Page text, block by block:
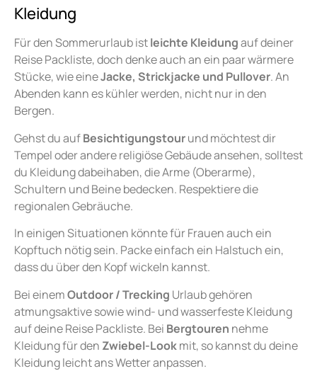
Kleidung
Für den Sommerurlaub istleichte Kleidungauf deiner
Reise Packliste, doch denke auch an ein paar wärmere
Stücke, wie eineJacke, Strickjacke und Pullover. An
Abenden kann es kühler werden, nicht nur in den
Bergen.
Gehst du aufBesichtigungstourund möchtest dir
Tempel oder andere religiöse Gebäude ansehen, solltest
du Kleidung dabeihaben, die Arme (Oberarme),
Schultern und Beine bedecken. Respektiere die
regionalen Gebräuche.
In einigen Situationen könnte für Frauen auch ein
Kopftuch nötig sein. Packe einfach ein Halstuch ein,
dass du über den Kopf wickeln kannst.
Bei einemOutdoor / Trecking Urlaub gehören
atmungsaktive sowie wind- und wasserfeste Kleidung
auf deine Reise Packliste. Bei Bergtouren nehme
Kleidung für den Zwiebel-Lookmit, so kannst du deine
Kleidung leicht ans Wetter anpassen.